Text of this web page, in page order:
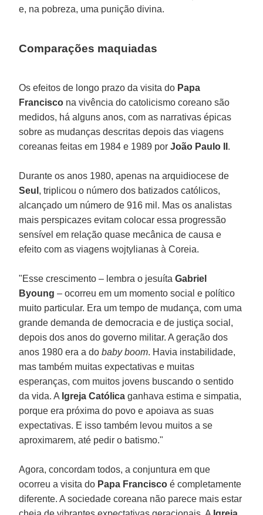
e, na pobreza, uma punição divina.
Comparações maquiadas
Os efeitos de longo prazo da visita do Papa
Francisco na vivência do catolicismo coreano são
medidos, há alguns anos, com as narrativas épicas
sobre as mudanças descritas depois das viagens
coreanas feitas em 1984 e 1989 porJoão Paulo II .
Durante os anos 1980, apenas na arquidiocese de
Seul , triplicou o número dos batizados católicos,
alcançado um número de 916 mil. Mas os analistas
mais perspicazes evitam colocar essa progressão
sensível em relação quase mecânica de causa e
efeito com as viagens wojtylianas à Coreia.
"Esse crescimento – lembra o jesuítaGabriel
Byoung – ocorreu em um momento social e político
muito particular. Era um tempo de mudança, com uma
grande demanda de democracia e de justiça social,
depois dos anos do governo militar. A geração dos
anos 1980 era a dobaby boom. Havia instabilidade,
mas também muitas expectativas e muitas
esperanças, com muitos jovens buscando o sentido
da vida. A Igreja Católica ganhava estima e simpatia,
porque era próxima do povo e apoiava as suas
expectativas. E isso também levou muitos a se
aproximarem, até pedir o batismo."
Agora, concordam todos, a conjuntura em que
ocorreu a visita do Papa Francisco é completamente
diferente. A sociedade coreana não parece mais estar